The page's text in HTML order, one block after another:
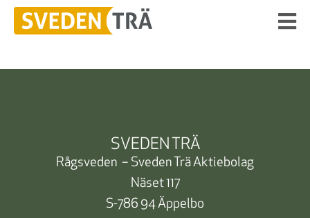
SVEDEN TRÄ
Rågsveden – Sveden Trä Aktiebolag
Näset 117
S-786 94 Äppelbo